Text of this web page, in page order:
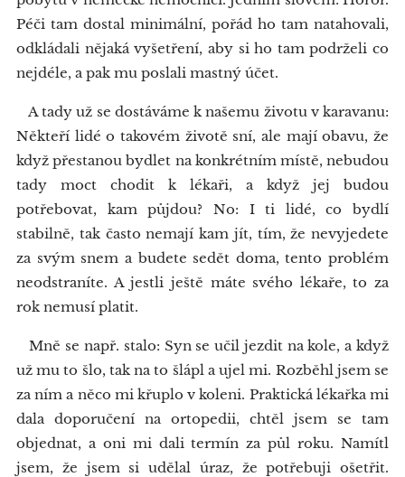
Péči tam dostal minimální, pořád ho tam natahovali,
odkládali nějaká vyšetření, aby si ho tam podrželi co
nejdéle, a pak mu poslali mastný účet.
A tady už se dostáváme k našemu životu v karavanu:
Někteří lidé o takovém životě sní, ale mají obavu, že
když přestanou bydlet na konkrétním místě, nebudou
tady moct chodit k lékaři, a když jej budou
potřebovat, kam půjdou? No: I ti lidé, co bydlí
stabilně, tak často nemají kam jít, tím, že nevyjedete
za svým snem a budete sedět doma, tento problém
neodstraníte. A jestli ještě máte svého lékaře, to za
rok nemusí platit.
Mně se např. stalo: Syn se učil jezdit na kole, a když
už mu to šlo, tak na to šlápl a ujel mi. Rozběhl jsem se
za ním a něco mi křuplo v koleni. Praktická lékařka mi
dala doporučení na ortopedii, chtěl jsem se tam
objednat, a oni mi dali termín za půl roku. Namítl
jsem, že jsem si udělal úraz, že potřebuji ošetřit.